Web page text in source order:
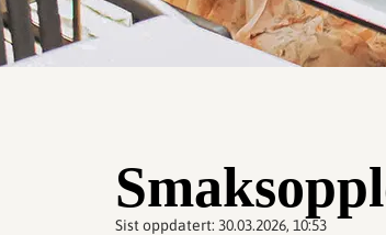
Sist oppdatert: 30.03.2026, 10:53